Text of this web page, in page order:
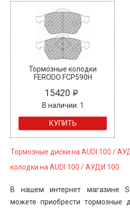
Тормозные колодки
FERODO FCP590H
15420
В наличии: 1
КУПИТЬ
Тормозные диски на AUDI 100 /
колодки на AUDI 100 / АУДИ 100
В нашем интернет магазине
можете приобрести тормозные